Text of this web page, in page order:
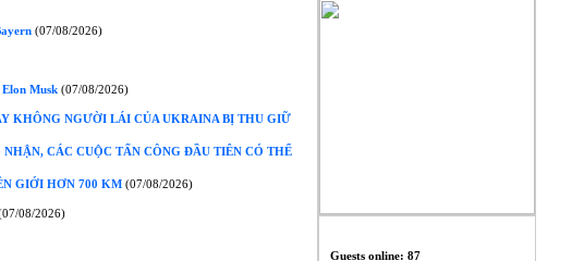
(07/08/2026)
Musk(07/08/2026)
KHÔNG NGƯỜI LÁI CỦA UKRAINA BỊ THU GIỮ
CÁC CUỘC TẤN CÔNG ĐẦU TIÊN CÓ THỂ
GIỚI HƠN 700 KM(07/08/2026)
08/2026)
Guests online: 87